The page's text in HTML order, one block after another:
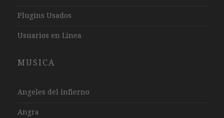
Plugins Usados
Usuarios en Linea
MUSICA
Angeles del infierno
Angra